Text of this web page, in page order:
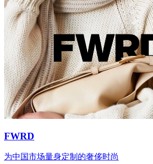
FWRD
为中国市场量身定制的奢侈时尚